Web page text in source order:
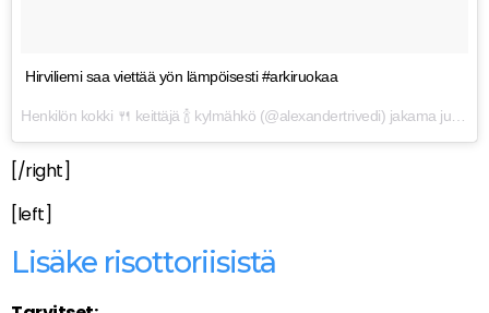
Hirviliemi saa viettää yön lämpöisesti #arkiruokaa
Henkilön kokki 🍴 keittäjä 🍾 kylmähkö (@alexandertrivedi) jakama julkaisu
[/right]
[left]
Lisäke risottoriisistä